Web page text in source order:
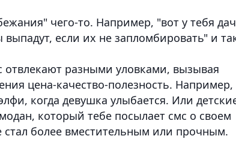
чего-то. Например, "вот у тебя
выпадут, если их не запломбировать" и
отвлекают разными уловками, вызывая
цена-качество-полезность. Например,
когда девушка улыбается. Или
который тебе посылает смс о своем
более вместительным или прочным.